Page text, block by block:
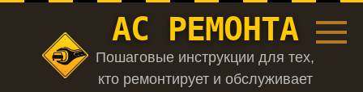
Перейти
АС РЕМОНТА
Пошаговые инструкции для тех,
кто ремонтирует и обслуживает